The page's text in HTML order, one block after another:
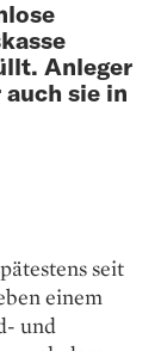
Anleger
sie in
seit
einem
und